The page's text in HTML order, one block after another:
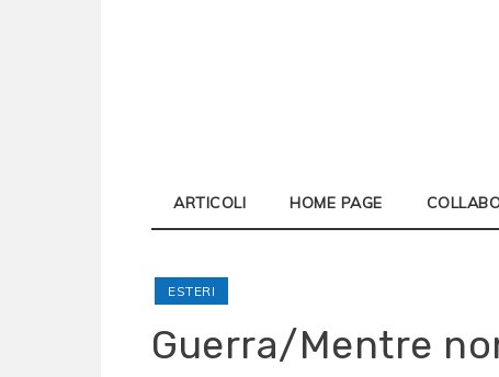
ARTICOLI HOME PAGE
ESTERI
Guerra/Mentre